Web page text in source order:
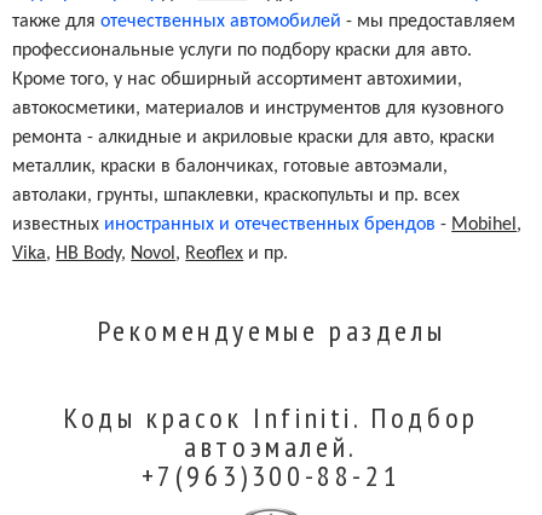
также дляотечественных автомобилей - мы предоставляем
профессиональные услуги по подбору краски для авто.
Кроме того, у нас обширный ассортимент автохимии,
автокосметики, материалов и инструментов для кузовного
ремонта - алкидные и акриловые краски для авто, краски
металлик, краски в балончиках, готовые автоэмали,
автолаки, грунты, шпаклевки, краскопульты и пр. всех
известных иностранных и отечественных брендов - Mobihel ,
Vika, HB Body, Novol , Reoflex и пр.
Рекомендуемые разделы
Коды красок Infiniti. Подбор
автоэмалей.
+7(963)300-88-21